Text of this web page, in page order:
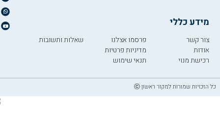
מידע כללי
צור קשר
אודות
רכישת מנוי
פרסמו אצלנו
מדיניות פרטיות
תנאי שימוש
שאלות ותשובות
כל הזכויות שמורות למקור ראשון ⓒ